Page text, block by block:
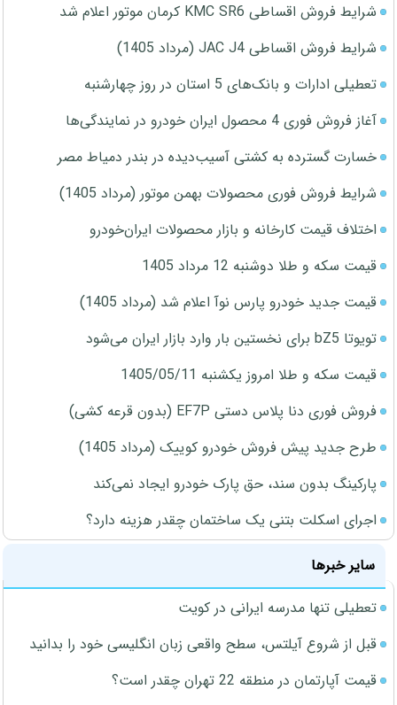
شرایط فروش اقساطی KMC SR6 کرمان موتور اعلام شد
شرایط فروش اقساطی JAC J4 (مرداد 1405)
تعطیلی ادارات و بانک‌های 5 استان در روز چهارشنبه
آغاز فروش فوری 4 محصول ایران خودرو در نمایندگی‌ها
خسارت گسترده به کشتی آسیب‌دیده در بندر دمیاط مصر
شرایط فروش فوری محصولات بهمن موتور (مرداد 1405)
اختلاف قیمت کارخانه و بازار محصولات ایران‌خودرو
قیمت سکه و طلا دوشنبه 12 مرداد 1405
قیمت جدید خودرو پارس نوآ اعلام شد (مرداد 1405)
تویوتا bZ5 برای نخستین بار وارد بازار ایران می‌شود
قیمت سکه و طلا امروز یکشنبه 1405/05/11
فروش فوری دنا پلاس دستی EF7P (بدون قرعه کشی)
طرح جدید پیش فروش خودرو کوییک (مرداد 1405)
پارکینگ بدون سند، حق پارک خودرو ایجاد نمی‌کند
اجرای اسکلت بتنی یک ساختمان چقدر هزینه دارد؟
سایر خبرها
تعطیلی تنها مدرسه ایرانی در کویت
قبل از شروع آیلتس، سطح واقعی زبان انگلیسی خود را بدانید
قیمت آپارتمان در منطقه 22 تهران چقدر است؟